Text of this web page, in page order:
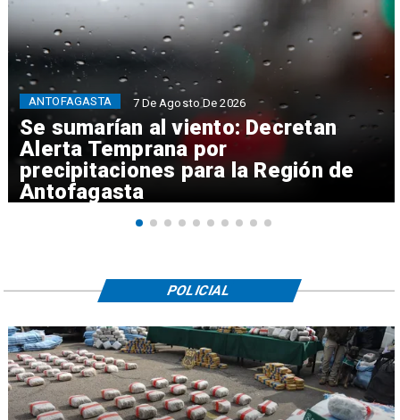
Se sumarían al viento: Decretan
Alerta Temprana por
precipitaciones para la Región de
Antofagasta
ANTOFAGASTA 7 De Agosto De 2026
POLICIAL